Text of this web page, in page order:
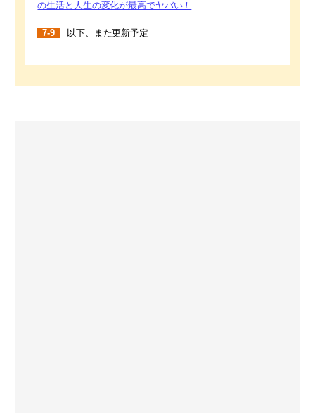
の生活と人生の変化が最高でヤバい！
7-9 以下、また更新予定